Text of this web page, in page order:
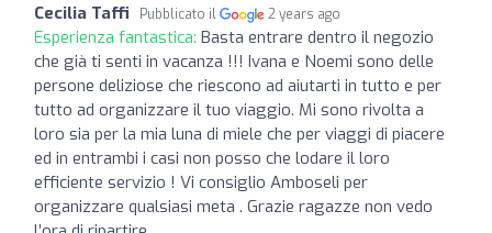
Cecilia Taffi Pubblicato il 2 years ago
Esperienza fantastica: Basta entrare dentro il negozio
che già ti senti in vacanza !!! Ivana e Noemi sono delle
persone deliziose che riescono ad aiutarti in tutto e per
tutto ad organizzare il tuo viaggio. Mi sono rivolta a
loro sia per la mia luna di miele che per viaggi di piacere
ed in entrambi i casi non posso che lodare il loro
efficiente servizio ! Vi consiglio Amboseli per
organizzare qualsiasi meta . Grazie ragazze non vedo